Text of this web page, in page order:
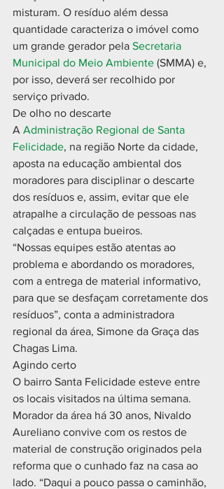
misturam. O resíduo além dessa
quantidade caracteriza o imóvel como
um grande gerador pela Secretaria
Municipal do Meio Ambiente (SMMA) e,
por isso, deverá ser recolhido por
serviço privado.
De olho no descarte
A Administração Regional de Santa
Felicidade, na região Norte da cidade,
aposta na educação ambiental dos
moradores para disciplinar o descarte
dos resíduos e, assim, evitar que ele
atrapalhe a circulação de pessoas nas
calçadas e entupa bueiros.
“Nossas equipes estão atentas ao
problema e abordando os moradores,
com a entrega de material informativo,
para que se desfaçam corretamente dos
resíduos”, conta a administradora
regional da área, Simone da Graça das
Chagas Lima.
Agindo certo
O bairro Santa Felicidade esteve entre
os locais visitados na última semana.
Morador da área há 30 anos, Nivaldo
Aureliano convive com os restos de
material de construção originados pela
reforma que o cunhado faz na casa ao
lado. “Daqui a pouco passa o caminhão,